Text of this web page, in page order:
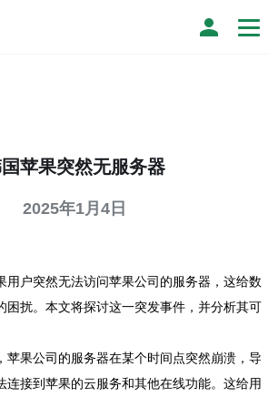
苹果突然无服务器
2025年1月4日
用户突然无法访问苹果公司的服务器，这给数
困扰。本文将探讨这一突发事件，并分析其可
苹果公司的服务器在某个时间点突然崩溃，导
连接到苹果的云服务和其他在线功能。这给用